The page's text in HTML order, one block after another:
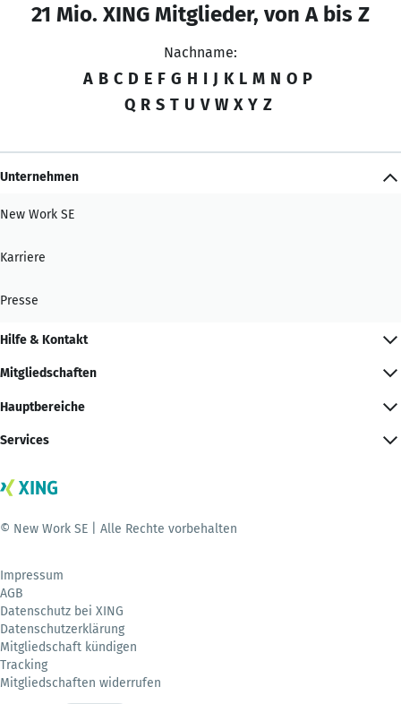
21 Mio. XING Mitglieder, von A bis Z
Nachname:
A B C D E F G H I J K L M N O P
Q R S T U V W X Y Z
Unternehmen
New Work SE
Karriere
Presse
Hilfe & Kontakt
Mitgliedschaften
Hauptbereiche
Services
© New Work SE | Alle Rechte vorbehalten
Impressum
AGB
Datenschutz bei XING
Datenschutzerklärung
Mitgliedschaft kündigen
Tracking
Mitgliedschaften widerrufen